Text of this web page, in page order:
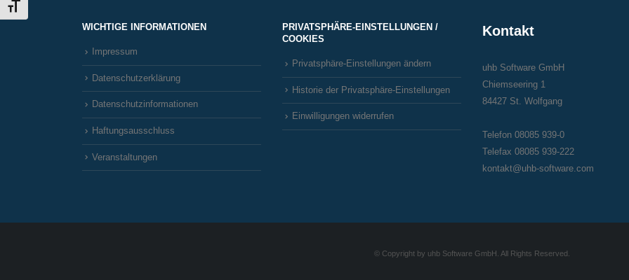
Schrift vergrößern
WICHTIGE INFORMATIONEN
Impressum
Datenschutzerklärung
Datenschutzinformationen
Haftungsausschluss
Veranstaltungen
PRIVATSPHÄRE-EINSTELLUNGEN /
COOKIES
Privatsphäre-Einstellungen ändern
Historie der Privatsphäre-Einstellungen
Einwilligungen widerrufen
Kontakt
uhb Software GmbH
Chiemseering 1
84427 St. Wolfgang
Telefon 08085 939-0
Telefax 08085 939-222
kontakt@uhb-software.com
© Copyright by uhb Software GmbH. All Rights Reserved.